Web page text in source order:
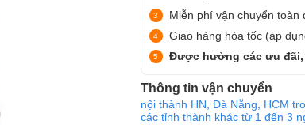
Miễn phí vận chuyển toàn
Giao hàng hỏa tốc (áp
Được hưởng các ưu đãi,
Thông tin vận chuyển
nội thành HN, Đà Nẵng, HCM
các tỉnh thành khác từ 1 đến 3